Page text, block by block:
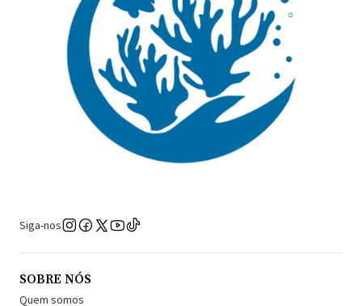
Siga-nos
SOBRE NÓS
Quem somos